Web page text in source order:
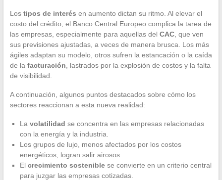
Los tipos de interés en aumento dictan su ritmo. Al elevar el
costo del crédito, el Banco Central Europeo complica la tarea de
las empresas, especialmente para aquellas del CAC, que ven
sus previsiones ajustadas, a veces de manera brusca. Los más
ágiles adaptan su modelo, otros sufren la estancación o la caída
de la facturación , lastrados por la explosión de costos y la falta
de visibilidad.
A continuación, algunos puntos destacados sobre cómo los
sectores reaccionan a esta nueva realidad:
La volatilidad se concentra en las empresas relacionadas
con la energía y la industria.
Los grupos de lujo, menos afectados por los costos
energéticos, logran salir airosos.
El crecimiento sosteniblese convierte en un criterio central
para juzgar las empresas cotizadas.